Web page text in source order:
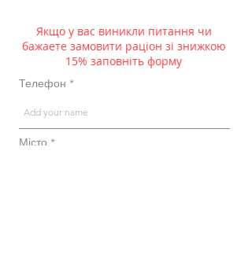
Якщо у вас виникли питання чи
бажаете замовити раціон зі знижкою
15% заповніть форму
Телефон
Місто